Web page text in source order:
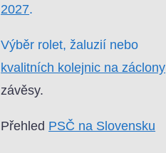
2027.
Výběr rolet, žaluzií nebo
kvalitních kolejnic na záclony
závěsy.
Přehled PSČ na Slovensku